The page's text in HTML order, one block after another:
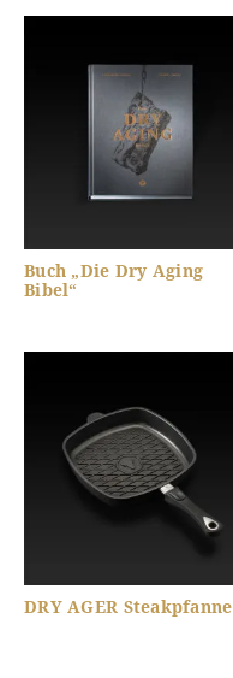
Buch „Die Dry Aging
Bibel“
DRY AGER Steakpfanne